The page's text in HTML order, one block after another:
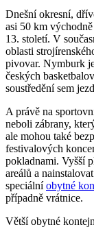
Dnešní okresní,
asi 50 km
13. století. V
oblasti
pivovar. Nymburk
českých
soustředění sem
A právě na
neboli zábrany,
ale mohou také
festivalových
pokladnami. Vyšší
areálů a
speciálníobytné
případně vrátnice.
Větší obytné